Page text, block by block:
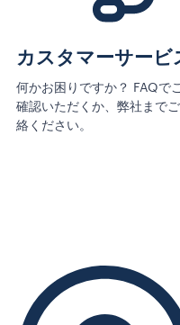
カスタマーサービ
何かお困りですか？ FAQで
確認いただくか、弊社まで
絡ください。